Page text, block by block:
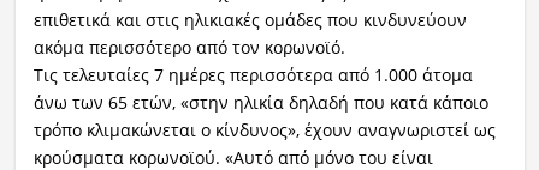
επιθετικά και στις ηλικιακές ομάδες που κινδυνεύουν
ακόμα περισσότερο από τον κορωνοϊό.
Τις τελευταίες 7 ημέρες περισσότερα από 1.000 άτομα
άνω των 65 ετών, «στην ηλικία δηλαδή που κατά κάποιο
τρόπο κλιμακώνεται ο κίνδυνος», έχουν αναγνωριστεί ως
κρούσματα κορωνοϊού. «Αυτό από μόνο του είναι